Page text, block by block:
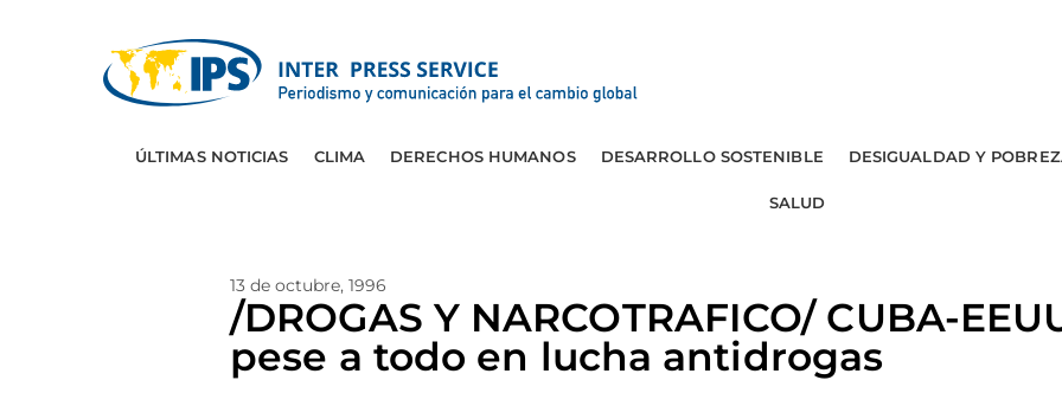
ÚLTIMAS NOTICIAS CLIMA DERECHOS HUMANOS DESARROLLO SOSTENIBLE DESIGUALDAD Y
SALUD
13 de octubre, 1996
/DROGAS Y NARCOTRAFICO/ CUBA-
pese a todo en lucha antidrogas